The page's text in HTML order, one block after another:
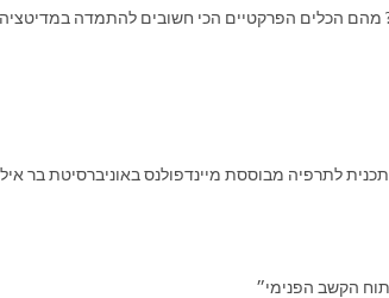
מהם הכלים הפרקטיים הכי חשובים להתמדה במדיטציה
לתרפיה מבוססת מיינדפולנס באוניברסיטת בר
הקשב הפנימי״